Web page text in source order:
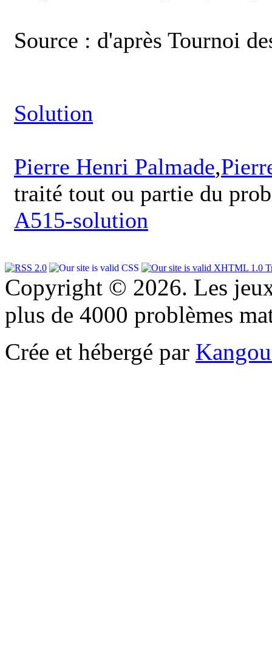
Source : d'après Tournoi
Solution
Pierre Henri Palmade,
traité tout ou partie du
A515-solution
Copyright © 2026. Les
plus de 4000 problèmes
Crée et hébergé par